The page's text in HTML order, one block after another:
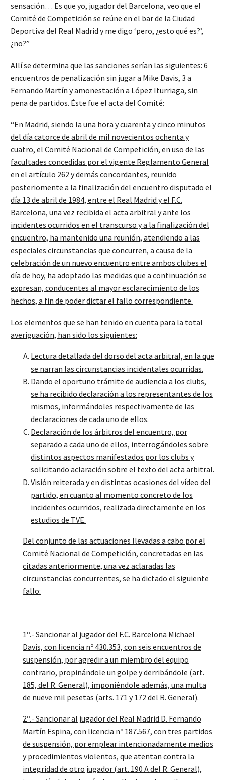
sensación… Es que yo, jugador del Barcelona, veo que el
Comité de Competición se reúne en el bar de la Ciudad
Deportiva del Real Madrid y me digo ‘pero, ¿esto qué es?’,
¿no?”
Allí se determina que las sanciones serían las siguientes: 6
encuentros de penalización sin jugar a Mike Davis, 3 a
Fernando Martín y amonestación a López Iturriaga, sin
pena de partidos. Éste fue el acta del Comité:
“En Madrid, siendo la una hora y cuarenta y cinco minutos
del día catorce de abril de mil novecientos ochenta y
cuatro, el Comité Nacional de Competición, en uso de las
facultades concedidas por el vigente Reglamento General
en el artículo 262 y demás concordantes, reunido
posteriomente a la finalización del encuentro disputado el
día 13 de abril de 1984, entre el Real Madrid y el F.C.
Barcelona, una vez recibida el acta arbitral y ante los
incidentes ocurridos en el transcurso y a la finalización del
encuentro, ha mantenido una reunión, atendiendo a las
especiales circunstancias que concurren, a causa de la
celebración de un nuevo encuentro entre ambos clubes el
día de hoy, ha adoptado las medidas que a continuación se
expresan, conducentes al mayor esclarecimiento de los
hechos, a fin de poder dictar el fallo correspondiente.
Los elementos que se han tenido en cuenta para la total
averiguación, han sido los siguientes:
Lectura detallada del dorso del acta arbitral, en la que
se narran las circunstancias incidentales ocurridas.
Dando el oportuno trámite de audiencia a los clubs,
se ha recibido declaración a los representantes de los
mismos, informándoles respectivamente de las
declaraciones de cada uno de ellos.
Declaración de los árbitros del encuentro, por
separado a cada uno de ellos, interrogándoles sobre
distintos aspectos manifestados por los clubs y
solicitando aclaración sobre el texto del acta arbitral.
Visión reiterada y en distintas ocasiones del vídeo del
partido, en cuanto al momento concreto de los
incidentes ocurridos, realizada directamente en los
estudios de TVE.
Del conjunto de las actuaciones llevadas a cabo por el
Comité Nacional de Competición, concretadas en las
citadas anteriormente, una vez aclaradas las
circunstancias concurrentes, se ha dictado el siguiente
fallo:
1º.- Sancionar al jugador del F.C. Barcelona Michael
Davis, con licencia nº 430.353, con seis encuentros de
suspensión, por agredir a un miembro del equipo
contrario, propinándole un golpe y derribándole (art.
185, del R. General), imponiéndole además, una multa
de nueve mil pesetas (arts. 171 y 172 del R. General).
2º.- Sancionar al jugador del Real Madrid D. Fernando
Martín Espina, con licencia nº 187.567, con tres partidos
de suspensión, por emplear intencionadamente medios
y procedimientos violentos, que atentan contra la
integridad de otro jugador (art. 190 A del R. General),